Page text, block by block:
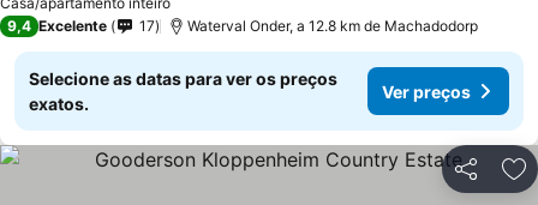
9,4 Excelente 17 Waterval Onder, a 12.8 km de Machadodorp
Selecione as datas para ver os preços
exatos.
Ver preços
Partilhar